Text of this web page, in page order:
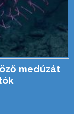
medúzát